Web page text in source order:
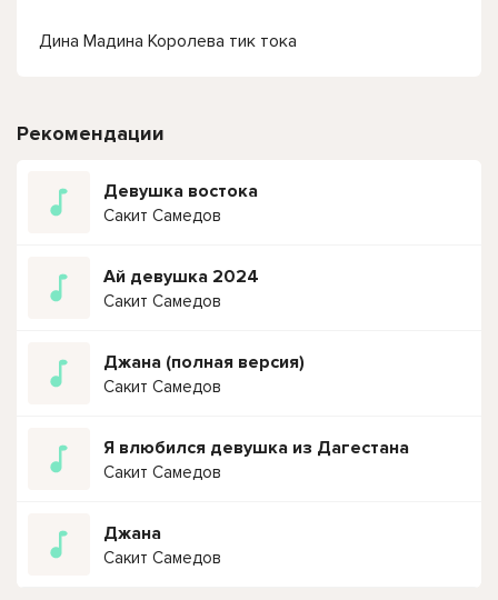
Дина Мадина Королева тик тока
Рекомендации
Девушка востока
Сакит Самедов
Ай девушка 2024
Сакит Самедов
Джана (полная версия)
Сакит Самедов
Я влюбился девушка из Дагестана
Сакит Самедов
Джана
Сакит Самедов